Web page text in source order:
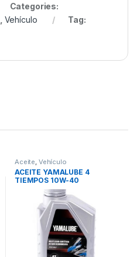
Categories:
Vehículo
Tag:
Aceite Vehículo
ACEITE YAMALUBE 4
TIEMPOS 10W-40